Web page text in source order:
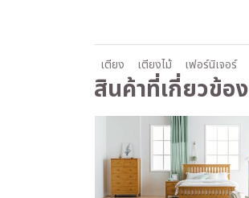
เตียง เตียงไม้ เฟอร์นิเจอร์
สินค้าที่เกี่ยวข้อง